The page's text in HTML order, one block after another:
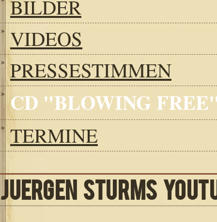
BILDER
VIDEOS
PRESSESTIMMEN
CD "BLOWING
TERMINE
JUERGEN STURMS